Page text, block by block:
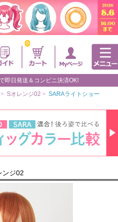
0
即日発送＆コンビニ決済OK!
> Sオレンジ02 > SARAライトショー
ンジ02